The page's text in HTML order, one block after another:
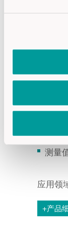
VA-214
一个
开关
作为
模拟
测量
应用领
+产品